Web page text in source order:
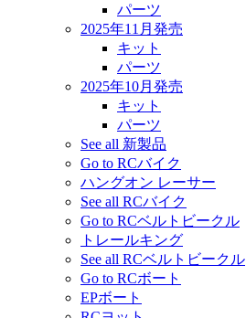
パーツ
2025年11月発売
キット
パーツ
2025年10月発売
キット
パーツ
See all 新製品
Go to RCバイク
ハングオン レーサー
See all RCバイク
Go to RCベルトビークル
トレールキング
See all RCベルトビークル
Go to RCボート
EPボート